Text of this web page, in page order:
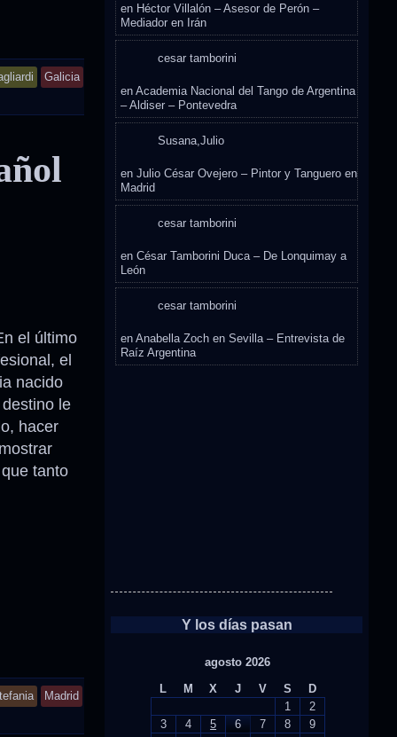
Galicia
el último
el
nacido
le
hacer
tanto
Madrid
en Héctor Villalón – Asesor de Perón –
Mediador en Irán
cesar tamborini
enAcademia Nacional del Tango de Argentina
– Aldiser – Pontevedra
Susana,Julio
enJulio César Ovejero – Pintor y Tanguero en
Madrid
cesar tamborini
enCésar Tamborini Duca – De Lonquimay a
León
cesar tamborini
enAnabella Zoch en Sevilla – Entrevista de
Raíz Argentina
Y los días pasan
agosto 2026
L
M X J V S
D
1
2
3
4 5 6 7 8
9